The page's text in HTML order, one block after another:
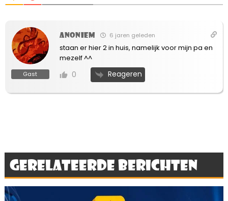
Gast
Anoniem 6 jaren geleden
staan er hier 2 in huis, namelijk voor mijn pa en
mezelf ^^
0 Reageren
Gerelateerde berichten